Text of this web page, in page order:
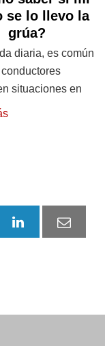
se lo llevo la
grúa?
diaria, es común
situaciones en